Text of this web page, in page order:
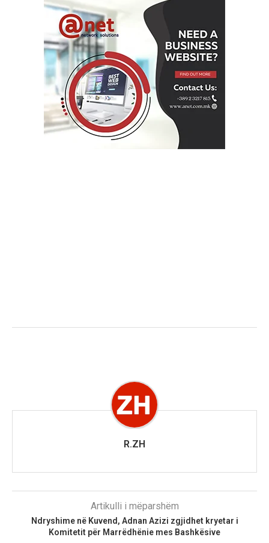
R.ZH
Artikulli i mëparshëm
Ndryshime në Kuvend, Adnan Azizi zgjidhet kryetar i
Komitetit për Marrëdhënie mes Bashkësive